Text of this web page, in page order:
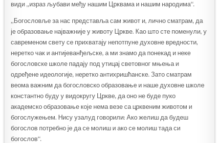
види „израз љубави међу нашим Црквама и нашим народима“.
„Богословље за нас представља сам живот и, лично сматрам, да
је образовање најважније у животу Цркве. Као што сте поменули, у
савременом свету се прихватају непотпуне духовне вредности,
неретко чак и антијеванђељске, а ми знамо да понекад и неке
богословске школе падају под утицај световног мњења и
одређене идеологије, неретко антихришћанске. Зато сматрам
веома важним да богословско образовање и наше духовне школе
константно буду у видокругу Цркве, да оно не буде пуко
академско образовање које нема везе са црквеним животом и
богослужењем. Нису узалуд говорили: Ако желиш да будеш
богослов потребно је да се молиш и ако се молиш тада си
богослов“.